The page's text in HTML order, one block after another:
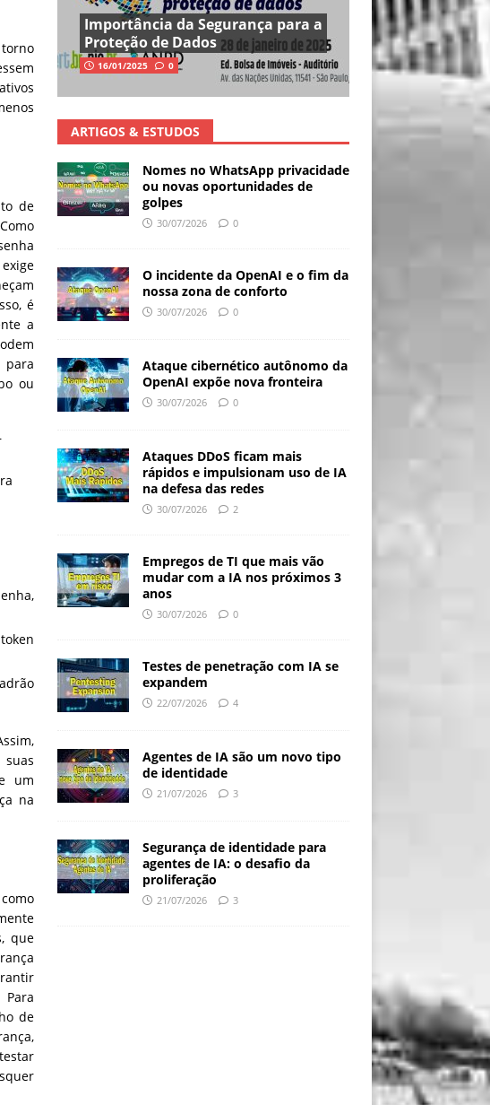
de
é
a
para
ou
um
na
que
de
Importância da Segurança para a
Proteção de Dados
16/01/2025 0
ARTIGOS & ESTUDOS
Nomes no WhatsApp privacidade
ou novas oportunidades de
golpes
30/07/2026 0
O incidente da OpenAI e o fim da
nossa zona de conforto
30/07/2026 0
Ataque cibernético autônomo da
OpenAI expõe nova fronteira
30/07/2026 0
Ataques DDoS ficam mais
rápidos e impulsionam uso de IA
na defesa das redes
30/07/2026 2
Empregos de TI que mais vão
mudar com a IA nos próximos 3
anos
30/07/2026 0
Testes de penetração com IA se
expandem
22/07/2026 4
Agentes de IA são um novo tipo
de identidade
21/07/2026 3
Segurança de identidade para
agentes de IA: o desafio da
proliferação
21/07/2026 3